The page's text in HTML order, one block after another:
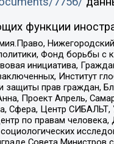
функции
Фонд борьбы
инициатива,
Институт
защиты прав граждан,
Проект Апрель,
Сфера, Центр
по правам